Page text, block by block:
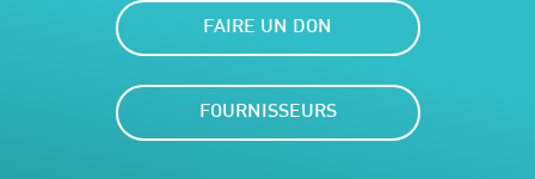
FAIRE UN DON
FOURNISSEURS